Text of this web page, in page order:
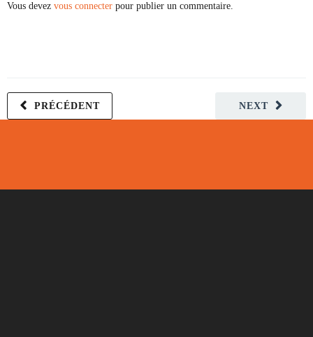
Vous devez vous connecter pour publier un commentaire.
NEXT
PRÉCÉDENT